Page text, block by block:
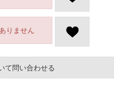
りません
て問い合わせる